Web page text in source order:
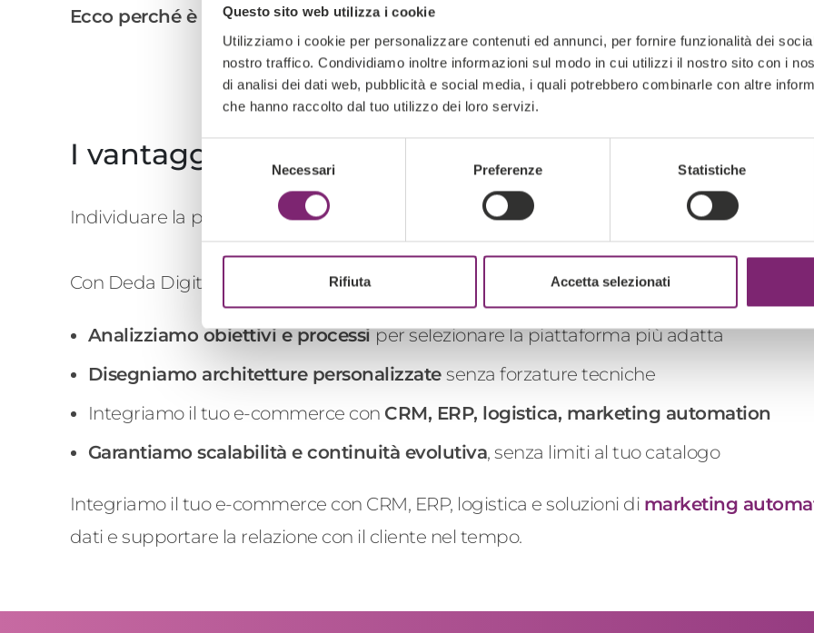
Questo sito web utilizza i cookie
Utilizziamo i cookie per personalizzare contenuti ed annunci, per fornire funzionalità dei
nostro traffico. Condividiamo inoltre informazioni sul modo in cui utilizzi il nostro sito con i
di analisi dei dati web, pubblicità e social media, i quali potrebbero combinarle con altre
che hanno raccolto dal tuo utilizzo dei loro servizi.
Selezione
del
Necessari Preferenze Statistiche
Rifiuta Accetta selezionati
Ecco perché è fondamentale affidarsi a chi conosce i vantaggi e i vincoli di
I vantaggi di scegliere la piattaforma giusta con
Individuare la piattaforma e-commerce miglioreper la tua azienda significacostruire
Con Deda Digital:
Analizziamo obiettivi e processiper selezionare la piattaforma più adatta
Disegniamo architetture personalizzatesenza forzature tecniche
Integriamo il tuo e-commerce con CRM, ERP, logistica, marketing automation
Garantiamo scalabilità e continuità evolutiva, senza limiti al tuo catalogo
Integriamo il tuo e-commerce con CRM, ERP, logistica e soluzioni di marketing
dati e supportare la relazione con il cliente nel tempo.